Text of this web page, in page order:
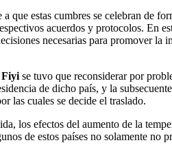
estas cumbres se celebran de
acuerdos y protocolos. En
necesarias para promover
Fiyise tuvo que reconsiderar por
de dicho país, y la
las cuales se decide el traslado.
los efectos del aumento de la
de estos países no solamente